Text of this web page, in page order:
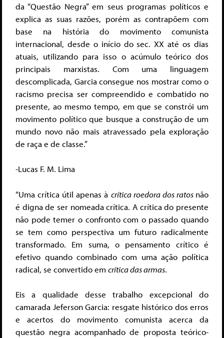
da “Questão Negra” em seus programas políticos e
explica as suas razões, porém as contrapõem com
base na história do movimento comunista
internacional, desde o início do sec. XX até os dias
atuais, utilizando para isso o acúmulo teórico dos
principais marxistas. Com uma linguagem
descomplicada, Garcia consegue nos mostrar como o
racismo precisa ser compreendido e combatido no
presente, ao mesmo tempo, em que se constrói um
movimento político que busque a construção de um
mundo novo não mais atravessado pela exploração
de raça e de classe.”
-Lucas F. M. Lima
“Uma crítica útil apenas à crítica roedora dos ratos não
é digna de ser nomeada crítica. A crítica do presente
não pode temer o confronto com o passado quando
se tem como perspectiva um futuro radicalmente
transformado. Em suma, o pensamento crítico é
efetivo quando combinado com uma ação política
radical, se convertido em crítica das armas.
Eis a qualidade desse trabalho excepcional do
camarada Jeferson Garcia: resgate histórico dos erros
e acertos do movimento comunista acerca da
questão negra acompanhado de proposta teórico-